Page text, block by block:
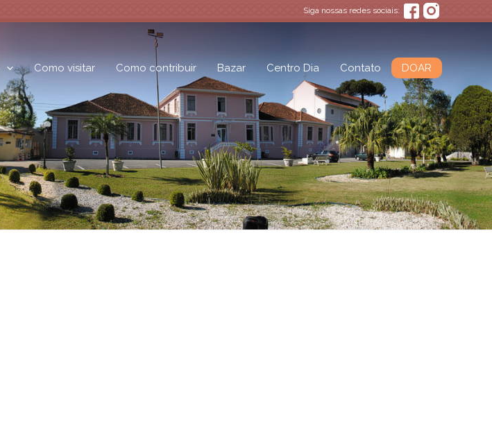
Siga nossas redes sociais:
Como visitar Como contribuir Bazar Centro Dia Contato DOAR